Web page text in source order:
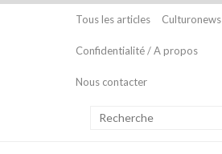
Tous les articles Culturonews
Confidentialité / A propos
Nous contacter